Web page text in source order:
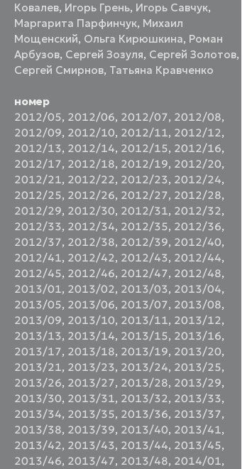
Ковалев, Игорь Грень, Игорь Савчук,
Маргарита Парфинчук, Михаил
Мощенский, Ольга Кирюшкина, Роман
Арбузов, Сергей Зозуля, Сергей Золотов,
Сергей Смирнов, Татьяна Кравченко
номер
2012/05, 2012/06, 2012/07, 2012/08,
2012/09, 2012/10, 2012/11, 2012/12,
2012/13, 2012/14, 2012/15, 2012/16,
2012/17, 2012/18, 2012/19, 2012/20,
2012/21, 2012/22, 2012/23, 2012/24,
2012/25, 2012/26, 2012/27, 2012/28,
2012/29, 2012/30, 2012/31, 2012/32,
2012/33, 2012/34, 2012/35, 2012/36,
2012/37, 2012/38, 2012/39, 2012/40,
2012/41, 2012/42, 2012/43, 2012/44,
2012/45, 2012/46, 2012/47, 2012/48,
2013/01, 2013/02, 2013/03, 2013/04,
2013/05, 2013/06, 2013/07, 2013/08,
2013/09, 2013/10, 2013/11, 2013/12,
2013/13, 2013/14, 2013/15, 2013/16,
2013/17, 2013/18, 2013/19, 2013/20,
2013/21, 2013/23, 2013/24, 2013/25,
2013/26, 2013/27, 2013/28, 2013/29,
2013/30, 2013/31, 2013/32, 2013/33,
2013/34, 2013/35, 2013/36, 2013/37,
2013/38, 2013/39, 2013/40, 2013/41,
2013/42, 2013/43, 2013/44, 2013/45,
2013/46, 2013/47, 2013/48, 2014/01,